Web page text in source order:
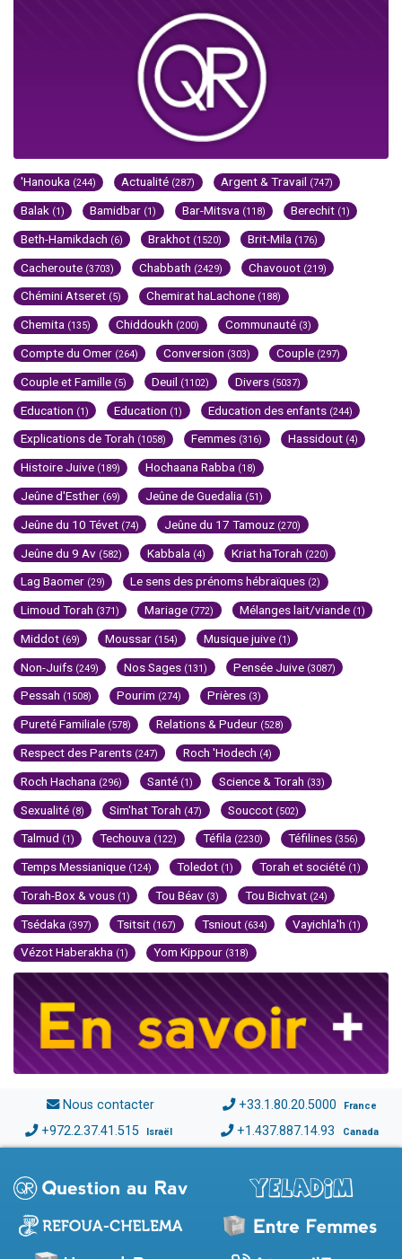
'Hanouka (244) Actualité (287) Argent & Travail (747)
Balak (1) Bamidbar (1) Bar-Mitsva (118) Berechit (1)
Beth-Hamikdach (6) Brakhot (1520) Brit-Mila (176)
Cacheroute (3703) Chabbath (2429) Chavouot (219)
Chémini Atseret (5) Chemirat haLachone (188)
Chemita (135) Chiddoukh (200) Communauté (3)
Compte du Omer (264) Conversion (303) Couple (297)
Couple et Famille (5) Deuil (1102) Divers (5037)
Education (1) Education (1) Education des enfants (244)
Explications de Torah (1058) Femmes (316) Hassidout (4)
Histoire Juive (189) Hochaana Rabba (18)
Jeûne d'Esther (69) Jeûne de Guedalia (51)
Jeûne du 10 Tévet (74) Jeûne du 17 Tamouz (270)
Jeûne du 9 Av (582) Kabbala (4) Kriat haTorah (220)
Lag Baomer (29) Le sens des prénoms hébraïques (2)
Limoud Torah (371) Mariage (772) Mélanges lait/viande (1)
Middot (69) Moussar (154) Musique juive (1)
Non-Juifs (249) Nos Sages (131) Pensée Juive (3087)
Pessah (1508) Pourim (274) Prières (3)
Pureté Familiale (578) Relations & Pudeur (528)
Respect des Parents (247) Roch 'Hodech (4)
Roch Hachana (296) Santé (1) Science & Torah (33)
Sexualité (8) Sim'hat Torah (47) Souccot (502)
Talmud (1) Techouva (122) Téfila (2230) Téfilines (356)
Temps Messianique (124) Toledot (1) Torah et société (1)
Torah-Box & vous (1) Tou Béav (3) Tou Bichvat (24)
Tsédaka (397) Tsitsit (167) Tsniout (634) Vayichla'h (1)
Vézot Haberakha (1) Yom Kippour (318)
Nous contacter +33.1.80.20.5000 France
+972.2.37.41.515 Israël +1.437.887.14.93 Canada